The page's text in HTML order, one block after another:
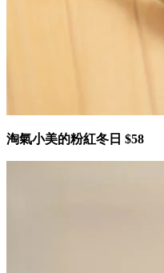
淘氣小美的粉紅冬日 $58